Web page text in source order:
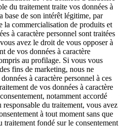
du traitement traite vos données à
base de son intérêt légitime, par
la commercialisation de produits et
à caractère personnel sont traitées
avez le droit de vous opposer à
de vos données à caractère
au profilage. Si vous vous
fins de marketing, nous ne
à caractère personnel à ces
de vos données à caractère
notamment accordé
du traitement, vous avez
à tout moment sans que
traitement fondé sur le consentement